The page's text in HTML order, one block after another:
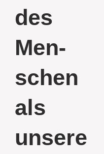
des
Men­
schen
als
unsere